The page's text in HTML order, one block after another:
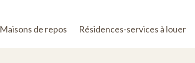
Maisons de repos Résidences-services à louer